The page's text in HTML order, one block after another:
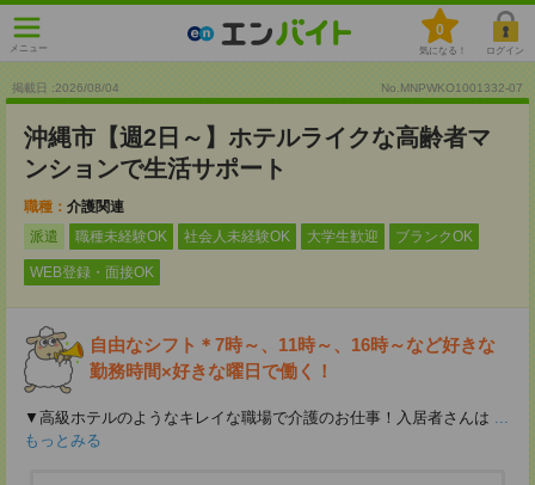
メニュー
0
気になる！ ログイン
掲載日 :2026/08/04 No.MNPWKO1001332-07
沖縄市【週2日～】ホテルライクな高齢者マ
ンションで生活サポート
職種： 介護関連
派遣
職種未経験OK 社会人未経験OK 大学生歓迎 ブランクOK
WEB登録・面接OK
自由なシフト＊7時～、11時～、16時～など好きな
勤務時間×好きな曜日で働く！
▼高級ホテルのようなキレイな職場で介護のお仕事！入居者さんは ...
もっとみる